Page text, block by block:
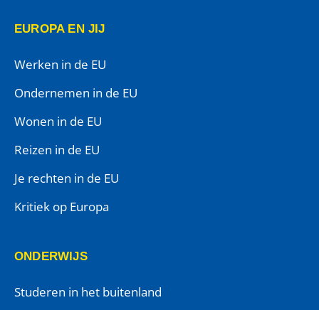
EUROPA EN JIJ
Werken in de EU
Ondernemen in de EU
Wonen in de EU
Reizen in de EU
Je rechten in de EU
Kritiek op Europa
ONDERWIJS
Studeren in het buitenland